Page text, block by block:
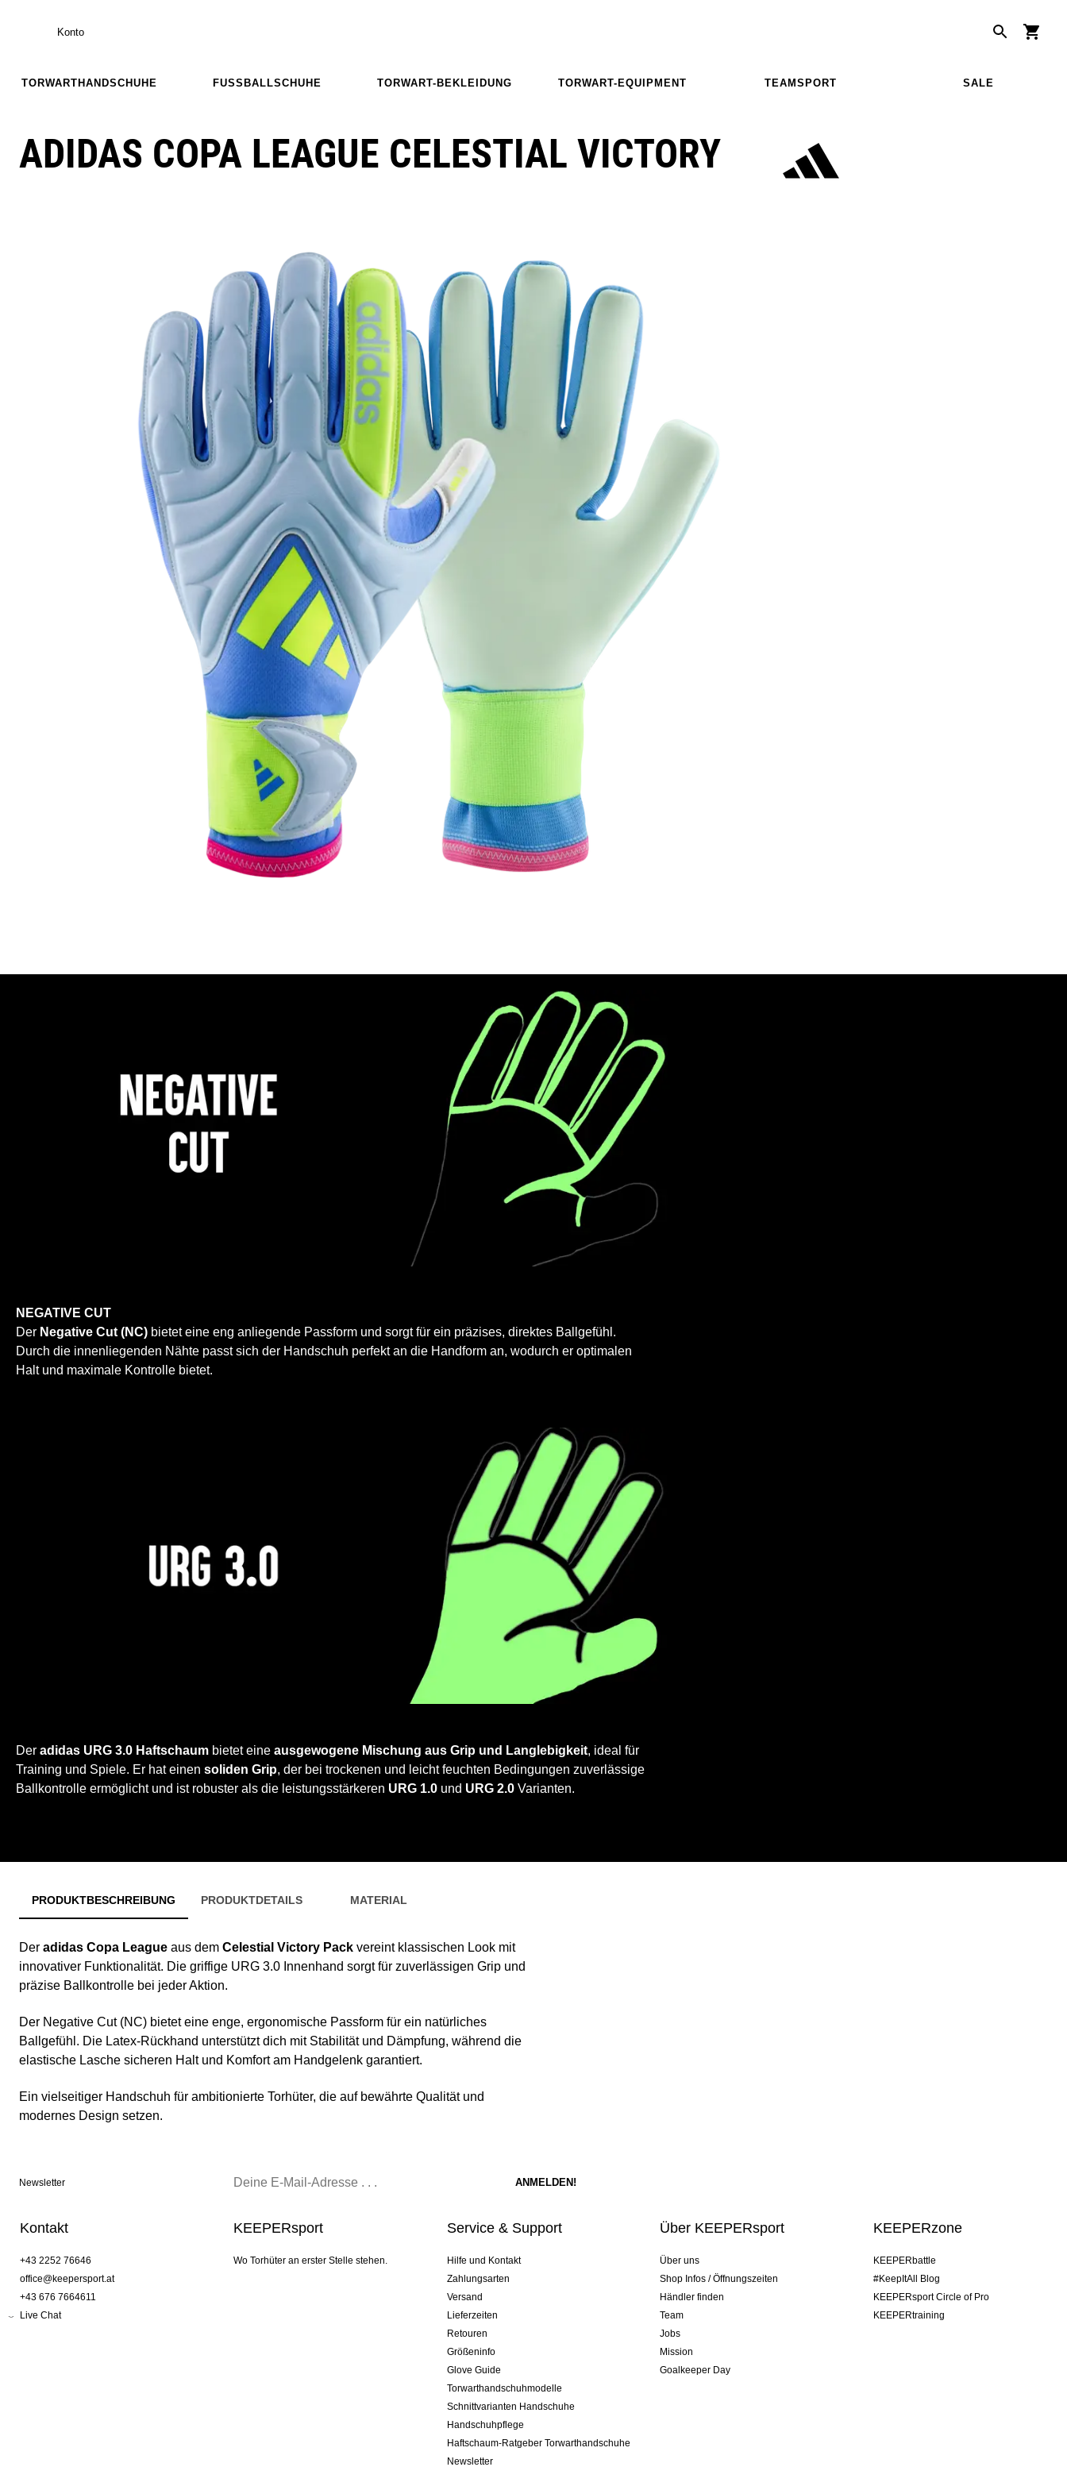
Konto
TORWARTHANDSCHUHE FUSSBALLSCHUHE TORWART-BEKLEIDUNG TORWART-EQUIPMENT TEAMSPORT SALE
ADIDAS COPA LEAGUE CELESTIAL VICTORY
NEGATIVE CUT
Der Negative Cut (NC) bietet eine eng anliegende Passform und sorgt für ein präzises, direktes Ballgefühl.
Durch die innenliegenden Nähte passt sich der Handschuh perfekt an die Handform an, wodurch er optimalen
Halt und maximale Kontrolle bietet.
Der adidas URG 3.0 Haftschaum bietet eine ausgewogene Mischung aus Grip und Langlebigkeit, ideal für
Training und Spiele. Er hat einen soliden Grip, der bei trockenen und leicht feuchten Bedingungen zuverlässige
Ballkontrolle ermöglicht und ist robuster als die leistungsstärkeren URG 1.0 und URG 2.0 Varianten.
PRODUKTBESCHREIBUNG PRODUKTDETAILS MATERIAL
Der adidas Copa League aus dem Celestial Victory Pack vereint klassischen Look mit
innovativer Funktionalität. Die griffige URG 3.0 Innenhand sorgt für zuverlässigen Grip und
präzise Ballkontrolle bei jeder Aktion.
Der Negative Cut (NC) bietet eine enge, ergonomische Passform für ein natürliches
Ballgefühl. Die Latex-Rückhand unterstützt dich mit Stabilität und Dämpfung, während die
elastische Lasche sicheren Halt und Komfort am Handgelenk garantiert.
Ein vielseitiger Handschuh für ambitionierte Torhüter, die auf bewährte Qualität und
modernes Design setzen.
Newsletter
Kontakt
+43 2252 76646
office@keepersport.at
+43 676 7664611
Live Chat
KEEPERsport
Wo Torhüter an erster Stelle stehen.
Service & Support
Hilfe und Kontakt
Zahlungsarten
Versand
Lieferzeiten
Retouren
Größeninfo
Glove Guide
Torwarthandschuhmodelle
Schnittvarianten Handschuhe
Handschuhpflege
Haftschaum-Ratgeber Torwarthandschuhe
Newsletter
Über KEEPERsport
Über uns
Shop Infos / Öffnungszeiten
Händler finden
Team
Jobs
Mission
Goalkeeper Day
KEEPERzone
KEEPERbattle
#KeepItAll Blog
KEEPERsport Circle of Pro
KEEPERtraining